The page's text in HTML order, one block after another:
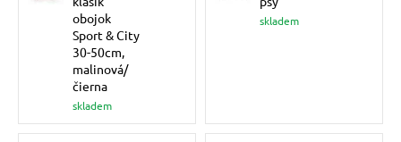
podložky
obojok
Sport & City
30-50cm,
malinová/
čierna
skladem
skladem